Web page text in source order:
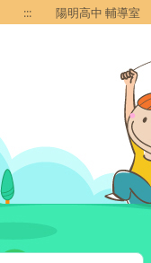
::: 陽明高中 輔導室